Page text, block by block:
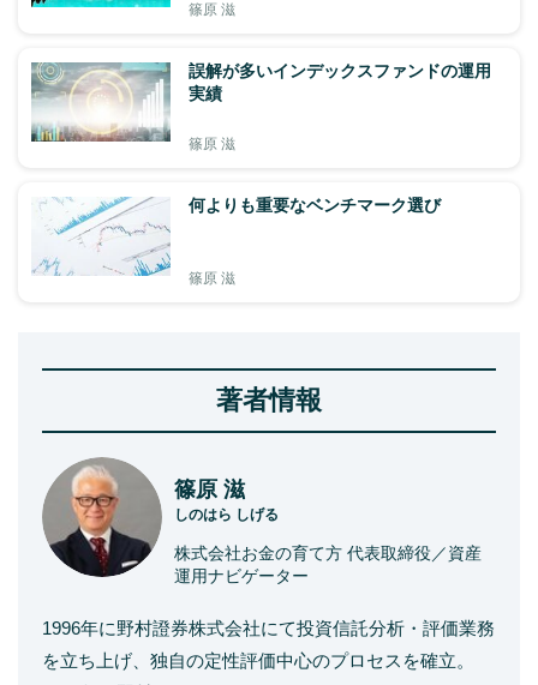
篠原 滋
誤解が多いインデックスファンドの運用
実績
篠原 滋
何よりも重要なベンチマーク選び
篠原 滋
著者情報
篠原 滋
しのはら しげる
株式会社お金の育て方 代表取締役／資産
運用ナビゲーター
1996年に野村證券株式会社にて投資信託分析・評価業務
を立ち上げ、独自の定性評価中心のプロセスを確立。